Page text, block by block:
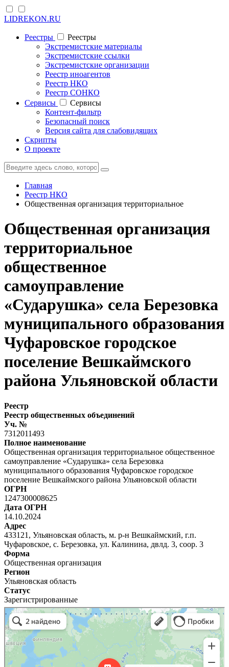
LIDREKON.RU
Реестры
Реестры
Экстремистские материалы
Экстремистские ссылки
Экстремистские организации
Реестр иноагентов
Реестр НКО
Реестр СОНКО
Cервисы
Cервисы
Контент-фильтр
Безопасный поиск
Версия сайта для слабовидящих
Скрипты
О проекте
Главная
Реестр НКО
Общественная организация территориальное
Общественная организация
территориальное
общественное
самоуправление
«Сударушка» села Березовка
муниципального образования
Чуфаровское городское
поселение Вешкаймского
района Ульяновской области
Реестр
Реестр общественных объединений
Уч. №
7312011493
Полное наименование
Общественная организация территориальное общественное
самоуправление «Сударушка» села Березовка
муниципального образования Чуфаровское городское
поселение Вешкаймского района Ульяновской области
ОГРН
1247300008625
Дата ОГРН
14.10.2024
Адрес
433121, Ульяновская область, м. р-н Вешкаймский, г.п.
Чуфаровское, с. Березовка, ул. Калинина, двлд. 3, соор. 3
Форма
Общественная организация
Регион
Ульяновская область
Статус
Зарегистрированные